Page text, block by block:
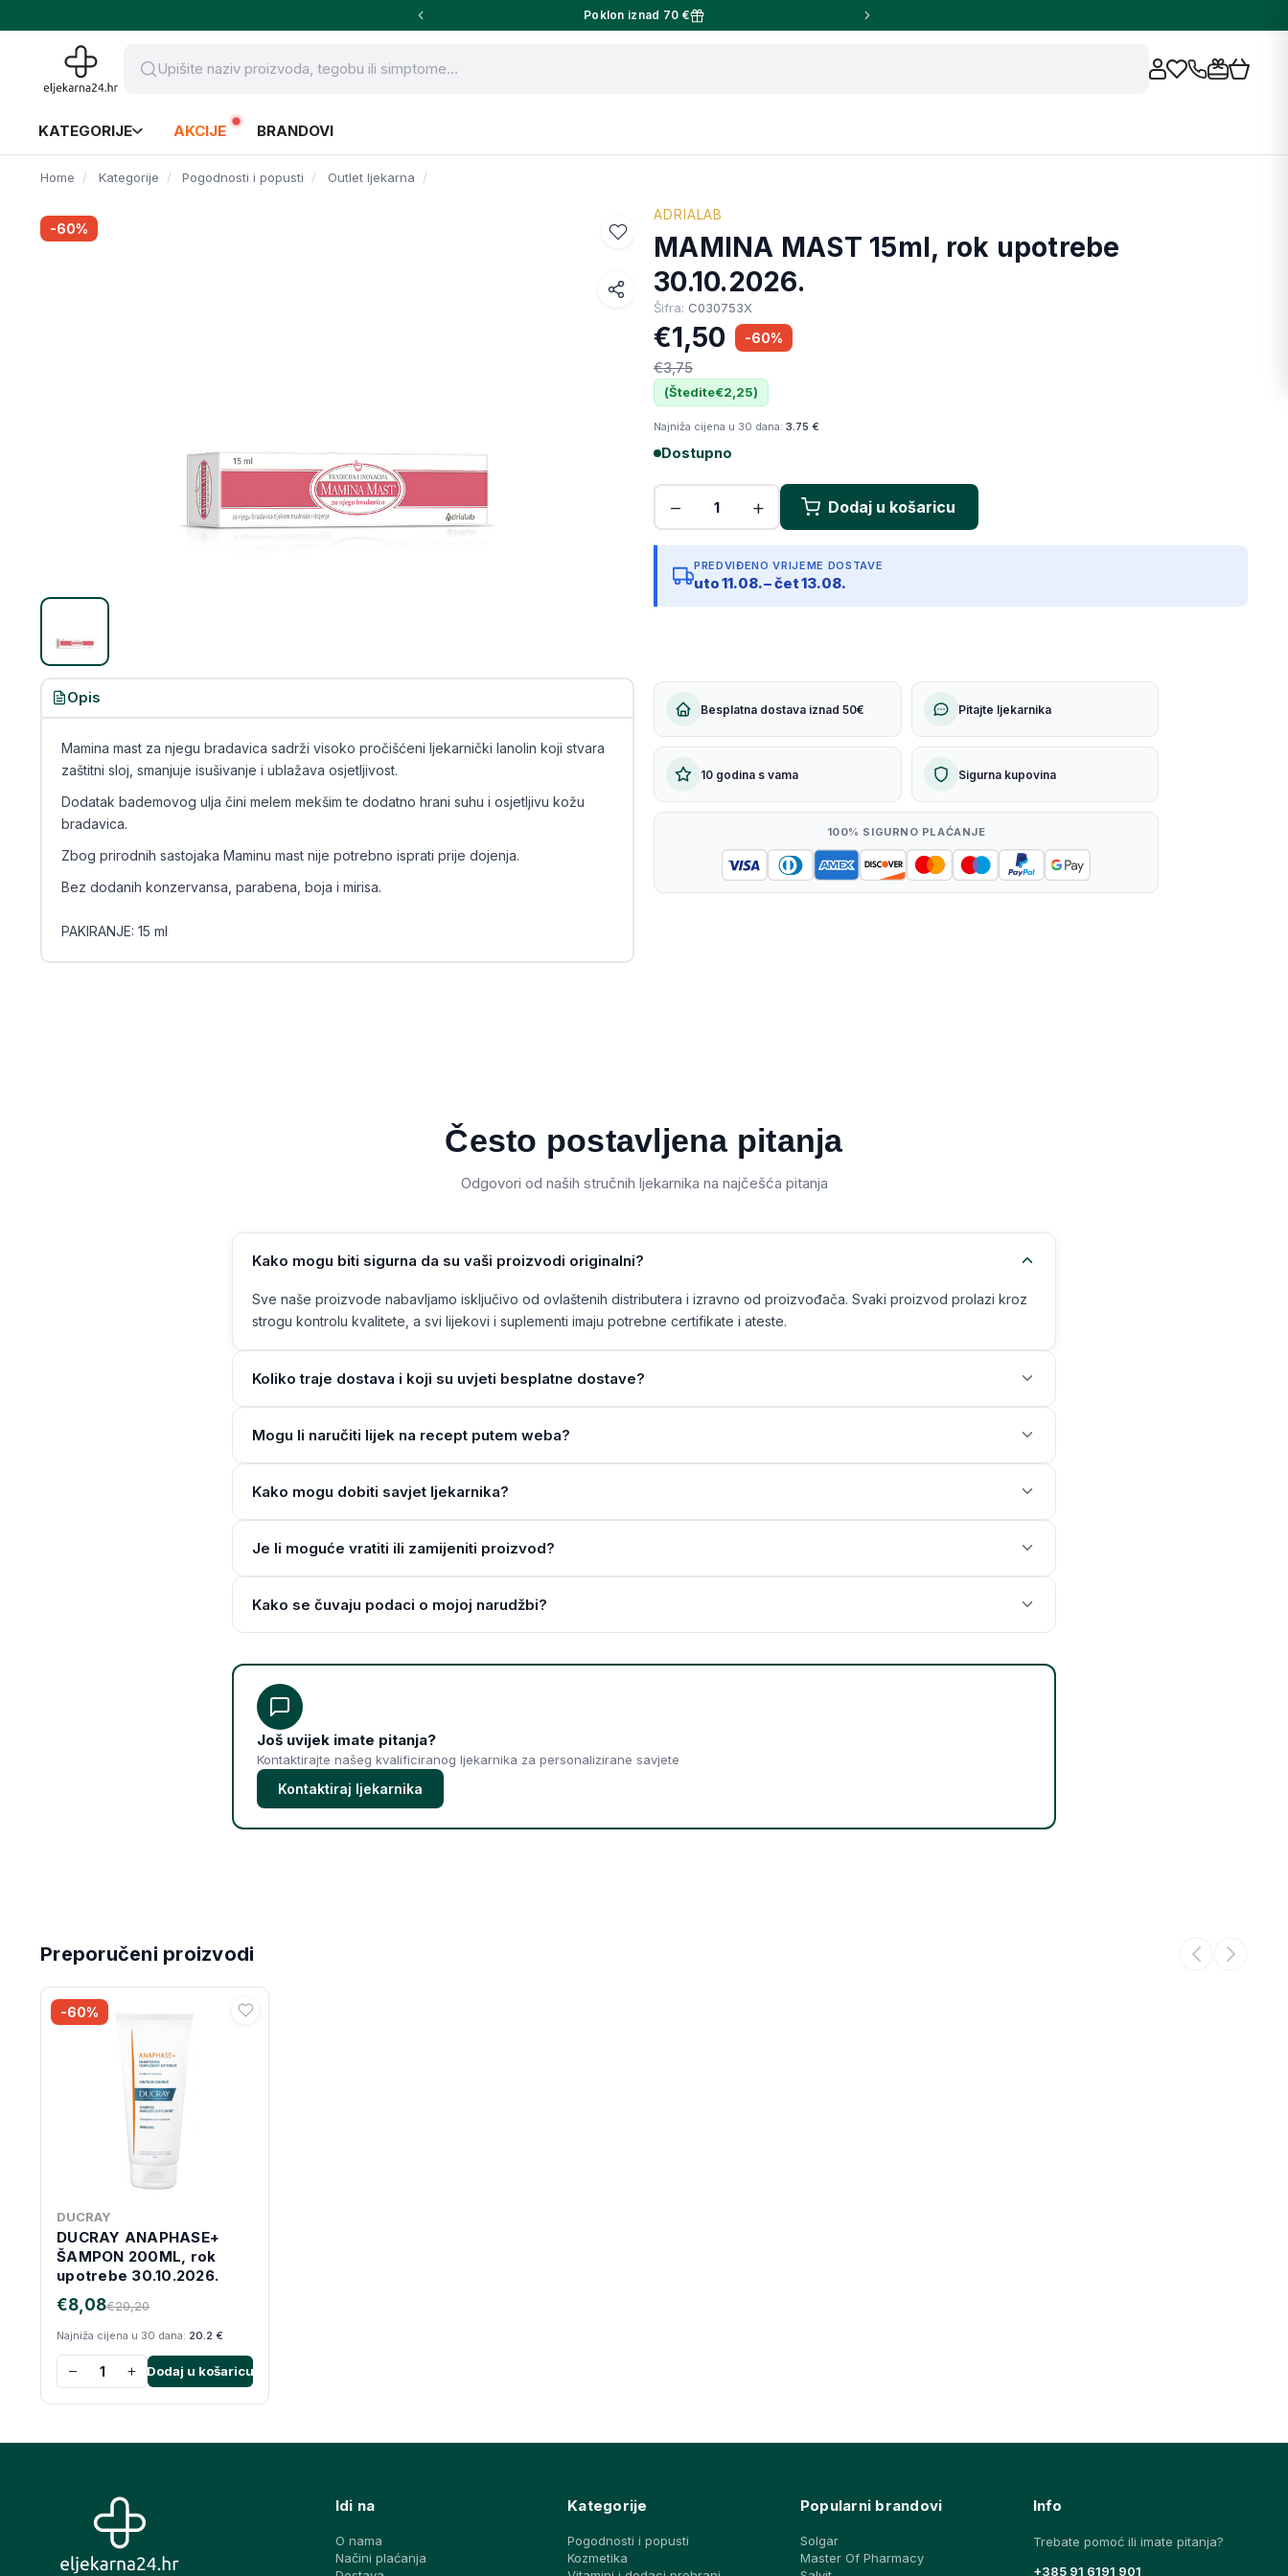
Poklon iznad 70 €
KATEGORIJE AKCIJE BRANDOVI
Home Kategorije Pogodnosti i popusti Outlet ljekarna
ADRIALAB
MAMINA MAST 15ml, rok upotrebe
30.10.2026.
Šifra: C030753X
€3,75
€1,50 -60%
(Štedite€2,25)
Najniža cijena u 30 dana: 3.75 €
Dostupno
PREDVIĐENO VRIJEME DOSTAVE
uto 11.08. – čet 13.08.
-60%
Besplatna dostava iznad 50€ Pitajte ljekarnika
10 godina s vama Sigurna kupovina
100% SIGURNO PLAĆANJE
Opis
Mamina mast za njegu bradavica sadrži visoko pročišćeni ljekarnički lanolin koji stvara
zaštitni sloj, smanjuje isušivanje i ublažava osjetljivost.
Dodatak bademovog ulja čini melem mekšim te dodatno hrani suhu i osjetljivu kožu
bradavica.
Zbog prirodnih sastojaka Maminu mast nije potrebno isprati prije dojenja.
Bez dodanih konzervansa, parabena, boja i mirisa.
PAKIRANJE: 15 ml
Često postavljena pitanja
Odgovori od naših stručnih ljekarnika na najčešća pitanja
Kako mogu biti sigurna da su vaši proizvodi originalni?
Sve naše proizvode nabavljamo isključivo od ovlaštenih distributera i izravno od proizvođača. Svaki proizvod prolazi kroz
strogu kontrolu kvalitete, a svi lijekovi i suplementi imaju potrebne certifikate i ateste.
Koliko traje dostava i koji su uvjeti besplatne dostave?
Mogu li naručiti lijek na recept putem weba?
Kako mogu dobiti savjet ljekarnika?
Je li moguće vratiti ili zamijeniti proizvod?
Kako se čuvaju podaci o mojoj narudžbi?
Još uvijek imate pitanja?
Kontaktirajte našeg kvalificiranog ljekarnika za personalizirane savjete
Kontaktiraj ljekarnika
Preporučeni proizvodi
-60%
DUCRAY
DUCRAY ANAPHASE+
ŠAMPON 200ML, rok
upotrebe 30.10.2026.
€20,20
€8,08
Najniža cijena u 30 dana: 20.2 €
− + Dodaj u košaricu
Idi na
O nama
Načini plaćanja
Kategorije
Pogodnosti i popusti
Kozmetika
Popularni brandovi
Solgar
Master Of Pharmacy
Info
Trebate pomoć ili imate pitanja?
+385 91 6191 901